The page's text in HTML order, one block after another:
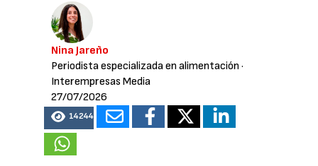
Nina Jareño
Periodista especializada en alimentación ·
Interempresas Media
27/07/2026
14244